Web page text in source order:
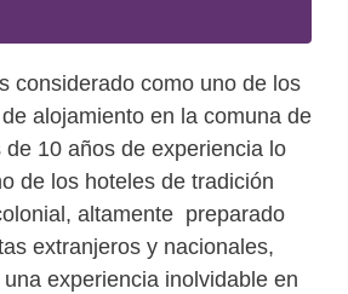
considerado como uno de los
alojamiento en la comuna de
de 10 años de experiencia lo
de los hoteles de tradición
altamente preparado
extranjeros y nacionales,
experiencia inolvidable en